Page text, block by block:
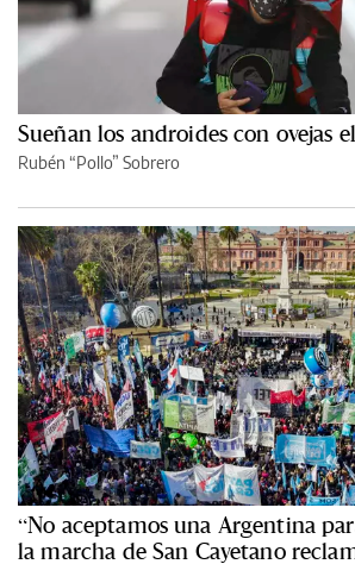
Sueñan los androides con ovejas
Rubén “Pollo” Sobrero
“No aceptamos una Argentina
la marcha de San Cayetano